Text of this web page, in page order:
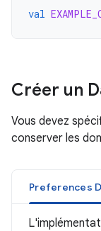
val
Créer un
Vous devez
conserver les